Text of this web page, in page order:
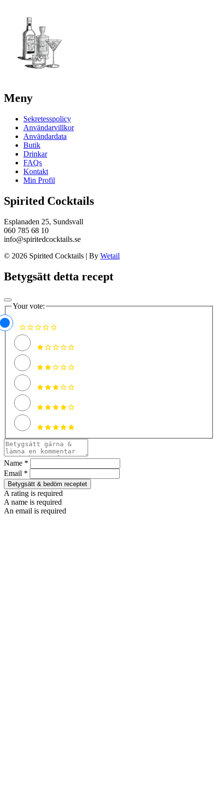
Meny
Sekretesspolicy
Användarvillkor
Användardata
Butik
Drinkar
FAQs
Kontakt
Min Profil
Spirited Cocktails
Esplanaden 25, Sundsvall
060 785 68 10
info@spiritedcocktails.se
© 2026 Spirited Cocktails | By Wetail
Betygsätt detta recept
Your vote:
Name *
Email *
Betygsätt & bedöm receptet
A rating is required
A name is required
An email is required